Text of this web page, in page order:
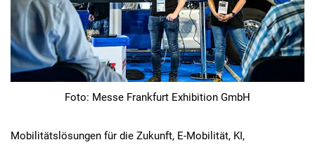
Foto: Messe Frankfurt Exhibition GmbH
Mobilitätslösungen für die Zukunft, E-Mobilität, KI,